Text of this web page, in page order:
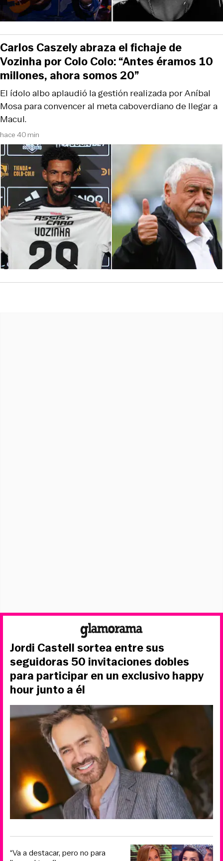
hace 40 min
El ídolo albo aplaudió la gestión realizada por Aníbal
Mosa para convencer al meta caboverdiano de llegar a
Macul.
Carlos Caszely abraza el fichaje de
Vozinha por Colo Colo: “Antes éramos 10
millones, ahora somos 20”
Jordi Castell sortea entre sus
seguidoras 50 invitaciones dobles
para participar en un exclusivo happy
hour junto a él
“Va a destacar, pero no para